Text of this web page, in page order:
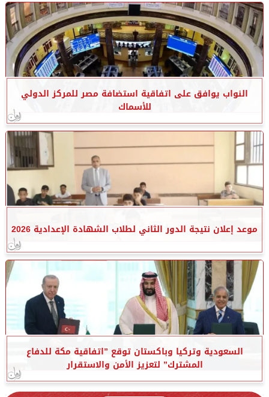
النواب يوافق على اتفاقية استضافة مصر للمركز الدولي
للأسماك
موعد إعلان نتيجة الدور الثاني لطلاب الشهادة الإعدادية 2026
السعودية وتركيا وباكستان توقع ”اتفاقية مكة للدفاع
المشترك” لتعزيز الأمن والاستقرار